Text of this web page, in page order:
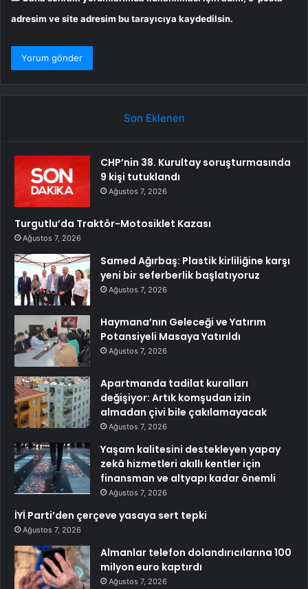
adresim ve site adresim bu tarayıcıya kaydedilsin.
Son Eklenen
CHP’nin 38. Kurultay soruşturmasında
9 kişi tutuklandı
Ağustos 7, 2026
Turgutlu’da Traktör-Motosiklet Kazası
Ağustos 7, 2026
Samed Ağırbaş: Plastik kirliliğine karşı
yeni bir seferberlik başlatıyoruz
Ağustos 7, 2026
Haymana’nın Geleceği ve Yatırım
Potansiyeli Masaya Yatırıldı
Ağustos 7, 2026
Apartmanda tadilat kuralları
değişiyor: Artık komşudan izin
almadan çivi bile çakılamayacak
Ağustos 7, 2026
Yaşam kalitesini destekleyen yapay
zekâ hizmetleri akıllı kentler için
finansman ve altyapı kadar önemli
Ağustos 7, 2026
İYİ Parti’den çerçeve yasaya sert tepki
Ağustos 7, 2026
Almanlar telefon dolandırıcılarına 100
milyon euro kaptırdı
Ağustos 7, 2026